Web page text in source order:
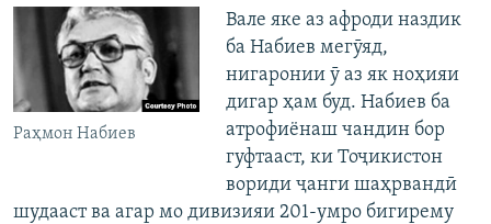
Раҳмон Набиев
Вале яке аз афроди наздик
ба Набиев мегӯяд,
нигаронии ӯ аз як ноҳияи
дигар ҳам буд. Набиев ба
атрофиёнаш чандин бор
гуфтааст, ки Тоҷикистон
вориди ҷанги шаҳрвандӣ
шудааст ва агар мо дивизияи 201-умро бигирему